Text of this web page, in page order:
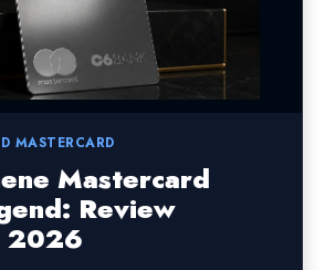
MASTERCARD
Mastercard
Review
2026